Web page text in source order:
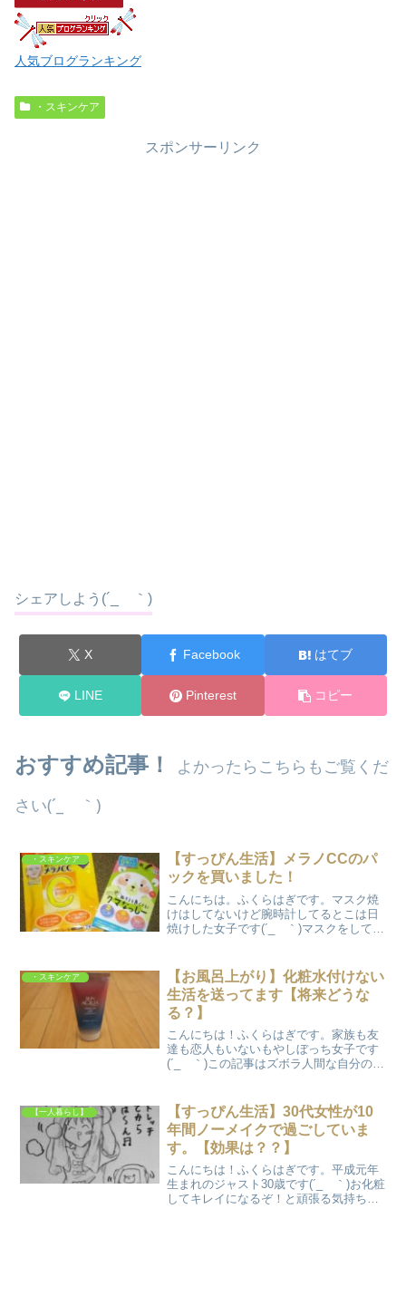
人気ブログランキング
・スキンケア
スポンサーリンク
シェアしよう(´_ゝ｀)
X Facebook はてブ
LINE Pinterest コピー
おすすめ記事！
よかったらこちらもご覧くだ
さい(´_ゝ｀)
・スキンケア
【すっぴん生活】メラノCCのパ
ックを買いました！
こんにちは。ふくらはぎです。マスク焼
けはしてないけど腕時計してるとこは日
焼けした女子です(´_ゝ｀)マスクをしてい
ドキドキな夏ですね。みなさまはマスク
着用でもお化粧や日...
・スキンケア
【お風呂上がり】化粧水付けない
生活を送ってます【将来どうな
る？】
こんにちは！ふくらはぎです。家族も友
達も恋人もいないもやしぼっち女子です
(´_ゝ｀)この記事はズボラ人間な自分の20
す。お風呂上りにまず何をされます
か？？化粧品でお肌の保...
【一人暮らし】
【すっぴん生活】30代女性が10
年間ノーメイクで過ごしていま
す。【効果は？？】
こんにちは！ふくらはぎです。平成元年
生まれのジャスト30歳です(´_ゝ｀)お化粧
してキレイになるぞ！と頑張る気持ちは